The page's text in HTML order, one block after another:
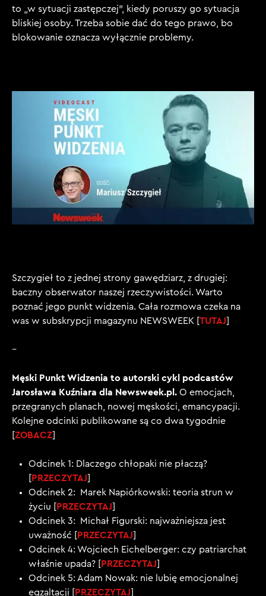
to „w sytuacji zastępczej”, kiedy poruszy go sytuacja
bliskiej osoby. Trzeba sobie dać do tego prawo, bo
blokowanie oznacza wyłącznie problemy.
Szczygieł to z jednej strony gawędziarz, z drugiej:
baczny obserwator naszej rzeczywistości. Warto
poznać jego punkt widzenia. Cała rozmowa czeka na
was w subskrypcji magazynu NEWSWEEK [ TUTAJ
–
Męski Punkt Widzenia to autorski cykl podcastów
Jarosława Kuźniara dla Newsweek.pl. O emocjach,
przegranych planach, nowej męskości, emancypacji.
Kolejne odcinki publikowane są co dwa tygodnie
ZOBACZ
Odcinek 1: Dlaczego chłopaki nie płaczą?
PRZECZYTAJ
Odcinek 2: Marek Napiórkowski: teoria strun w
życiu [ PRZECZYTAJ
Odcinek 3: Michał Figurski: najważniejsza jest
uważność [ PRZECZYTAJ
Odcinek 4: Wojciech Eichelberger: czy patriarchat
właśnie upada? [ PRZECZYTAJ
Odcinek 5: Adam Nowak: nie lubię emocjonalnej
egzaltacji [ PRZECZYTAJ